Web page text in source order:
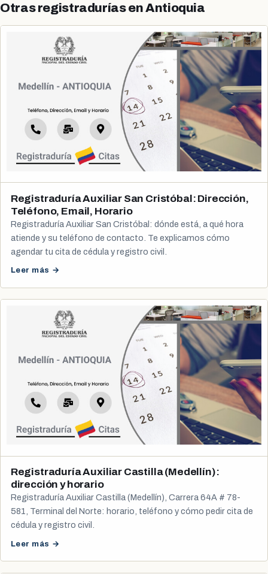
Otras registradurías en Antioquia
Registraduría Auxiliar San Cristóbal: Dirección,
Teléfono, Email, Horario
Registraduría Auxiliar San Cristóbal: dónde está, a qué hora
atiende y su teléfono de contacto. Te explicamos cómo
agendar tu cita de cédula y registro civil.
Leer más →
Registraduría Auxiliar Castilla (Medellín):
dirección y horario
Registraduría Auxiliar Castilla (Medellín), Carrera 64A # 78-
581, Terminal del Norte: horario, teléfono y cómo pedir cita de
cédula y registro civil.
Leer más →